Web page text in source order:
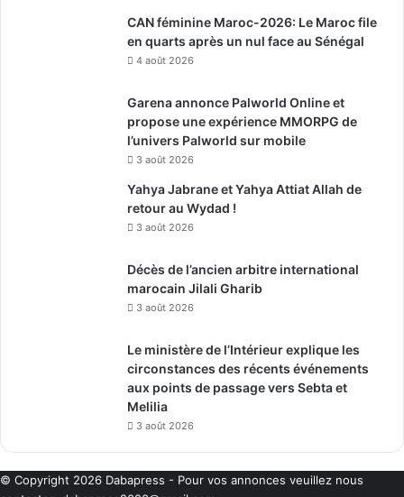
CAN féminine Maroc-2026: Le Maroc file
en quarts après un nul face au Sénégal
4 août 2026
Garena annonce Palworld Online et
propose une expérience MMORPG de
l’univers Palworld sur mobile
3 août 2026
Yahya Jabrane et Yahya Attiat Allah de
retour au Wydad !
3 août 2026
Décès de l’ancien arbitre international
marocain Jilali Gharib
3 août 2026
Le ministère de l’Intérieur explique les
circonstances des récents événements
aux points de passage vers Sebta et
Melilia
3 août 2026
© Copyright 2026 Dabapress - Pour vos annonces veuillez nous